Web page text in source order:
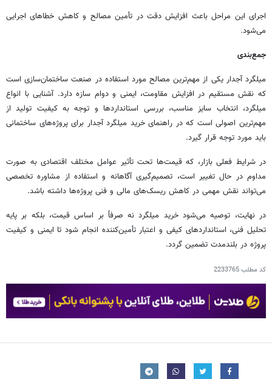
اجرای این مراحل باعث افزایش دقت در تأمین مصالح و کاهش خطاهای اجرایی
می‌شود.
جمع‌بندی
میلگرد آجدار یکی از مهم‌ترین مصالح مورد استفاده در صنعت ساختمان‌سازی است
که نقش مستقیم در افزایش مقاومت، ایمنی و دوام سازه دارد. آشنایی با انواع
میلگرد، انتخاب سایز مناسب، بررسی استانداردها و توجه به کیفیت تولید از
مهم‌ترین اصولی است که در راهنمای خرید میلگرد آجدار برای پروژه‌های ساختمانی
باید مورد توجه قرار گیرد.
در شرایط فعلی بازار، که قیمت‌ها تحت تأثیر عوامل مختلف اقتصادی به صورت
مداوم در حال تغییر است، تصمیم‌گیری آگاهانه و استفاده از مشاوره تخصصی
می‌تواند نقش مهمی در کاهش ریسک‌های مالی و فنی پروژه‌ها داشته باشد.
در نهایت، توصیه می‌شود خرید میلگرد نه صرفاً بر اساس قیمت، بلکه بر پایه
تحلیل فنی، استانداردهای کیفی و اعتبار تأمین‌کننده انجام شود تا ایمنی و کیفیت
پروژه در بلندمدت تضمین گردد.
کد مطلب2233765